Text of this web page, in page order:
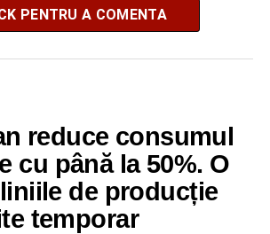
PENTRU A COMENTA
reduce consumul
cu până la 50%. O
de producție
temporar